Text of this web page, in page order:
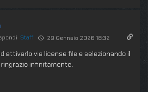
Staff 29 Gennaio 2026 18:32
attivarlo via license file e selezionando il
infinitamente.